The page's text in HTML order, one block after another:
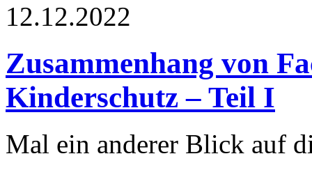
12.12.2022
Zusammenhang von
Kinderschutz – Teil I
Mal ein anderer Blick auf